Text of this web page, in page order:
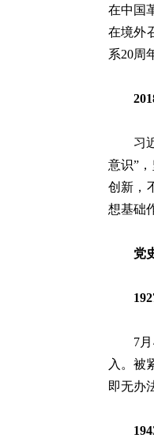
在中国
在境外
系20周
2018
习近
意识”
创新，
想基础
党史
7月4
入。被
即无办